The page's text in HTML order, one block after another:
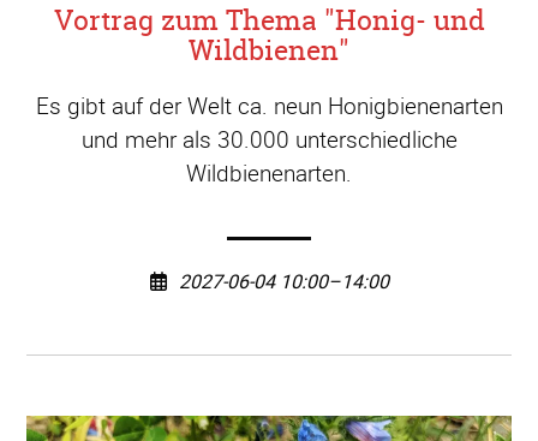
Vortrag zum Thema "Honig- und
Wildbienen"
Es gibt auf der Welt ca. neun Honigbienenarten
und mehr als 30.000 unterschiedliche
Wildbienenarten.
2027-06-04 10:00–14:00